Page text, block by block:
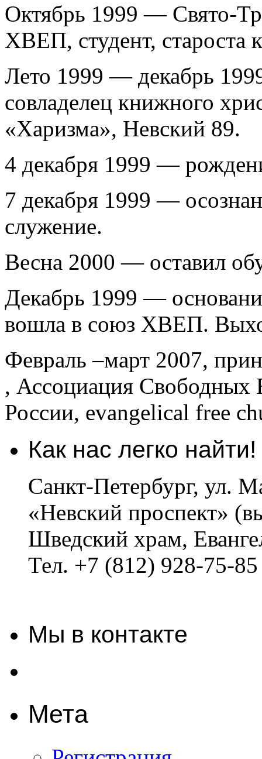
Октябрь 1999 — Свято-
ХВЕП, студент, староста
Лето 1999 — декабрь
совладелец книжного
«Харизма», Невский 89.
4 декабря 1999 —
7 декабря 1999 —
служение.
Весна 2000 — оставил
Декабрь 1999 —
вошла в союз ХВЕП.
Февраль –март 2007,
, Ассоциация Свободных
России, evangelical free
Как нас легко найти!
Санкт-Петербург, ул.
«Невский проспект»
Шведский храм,
Тел. +7 (812) 928-75-85
Мы в контакте
Мета